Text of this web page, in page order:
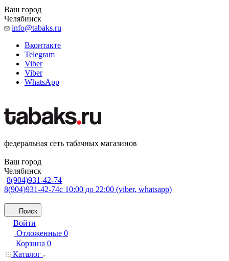
Ваш город
Челябинск
info@tabaks.ru
Вконтакте
Telegram
Viber
Viber
WhatsApp
федеральная сеть табачных магазинов
Ваш город
Челябинск
8(904)931-42-74
8(904)931-42-74с 10:00 до 22:00 (viber, whatsapp)
Поиск
Войти
Отложенные 0
Корзина 0
Каталог